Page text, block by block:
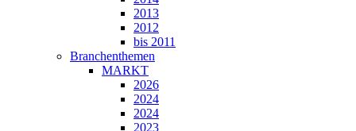
2013
2012
bis 2011
Branchenthemen
MARKT
2026
2024
2024
2023